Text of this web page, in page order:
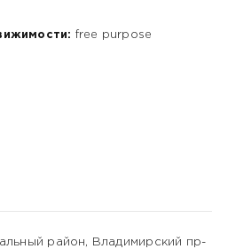
free purpose
район, Владимирский пр-